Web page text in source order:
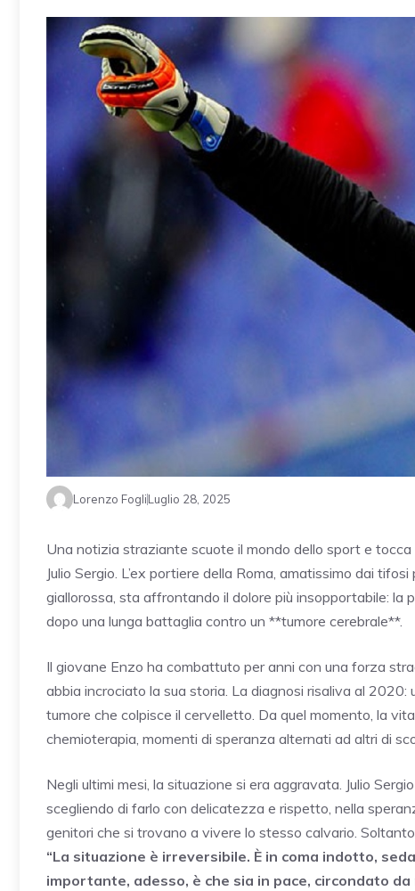
Lorenzo FogliLuglio 28, 2025
Una notizia straziante scuote il mondo dello sport e
Julio Sergio. L’ex portiere della Roma, amatissimo dai
giallorossa, sta affrontando il dolore più insopportabile: la
dopo una lunga battaglia contro un **tumore cerebrale**.
Il giovane Enzo ha combattuto per anni con una forza
abbia incrociato la sua storia. La diagnosi risaliva al
tumore che colpisce il cervelletto. Da quel momento, la
chemioterapia, momenti di speranza alternati ad altri di
Negli ultimi mesi, la situazione si era aggravata. Julio
scegliendo di farlo con delicatezza e rispetto, nella
genitori che si trovano a vivere lo stesso calvario.
“La situazione è irreversibile. È in coma indotto,
importante, adesso, è che sia in pace, circondato